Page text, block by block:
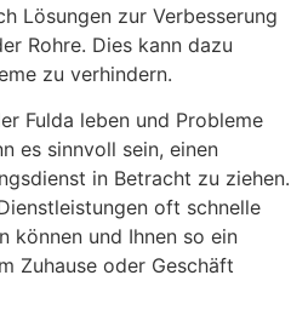
Lösungen zur Verbesserung
Rohre. Dies kann dazu
zu verhindern.
Fulda leben und Probleme
es sinnvoll sein, einen
in Betracht zu ziehen.
oft schnelle
können und Ihnen so ein
Zuhause oder Geschäft